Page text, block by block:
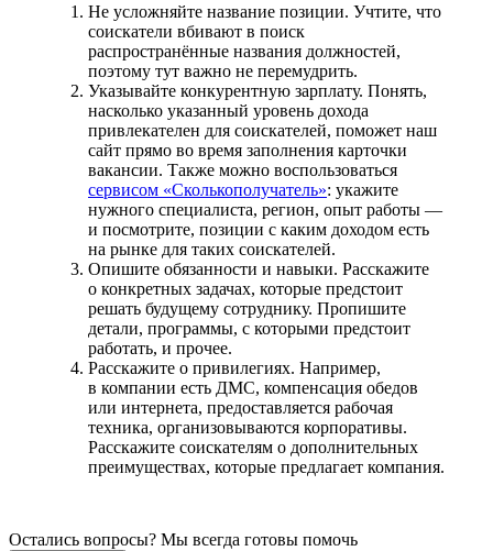
Не усложняйте название позиции. Учтите, что
соискатели вбивают в поиск
распространённые названия должностей,
поэтому тут важно не перемудрить.
Указывайте конкурентную зарплату. Понять,
насколько указанный уровень дохода
привлекателен для соискателей, поможет наш
сайт прямо во время заполнения карточки
вакансии. Также можно воспользоваться
сервисом «Сколькополучатель»: укажите
нужного специалиста, регион, опыт работы —
и посмотрите, позиции с каким доходом есть
на рынке для таких соискателей.
Опишите обязанности и навыки. Расскажите
о конкретных задачах, которые предстоит
решать будущему сотруднику. Пропишите
детали, программы, с которыми предстоит
работать, и прочее.
Расскажите о привилегиях. Например,
в компании есть ДМС, компенсация обедов
или интернета, предоставляется рабочая
техника, организовываются корпоративы.
Расскажите соискателям о дополнительных
преимуществах, которые предлагает компания.
Остались вопросы? Мы всегда готовы помочь